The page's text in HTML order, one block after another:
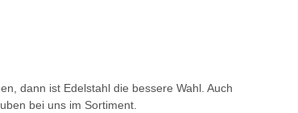
dann ist Edelstahl die bessere Wahl. Auch
bei uns im Sortiment.